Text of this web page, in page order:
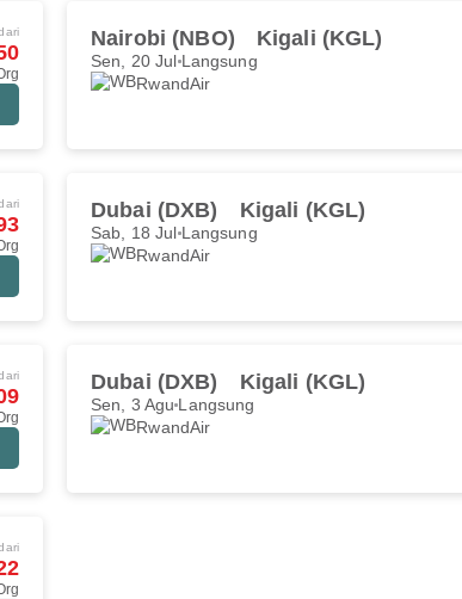
Nairobi (NBO) Kigali (KGL)
Sen, 20 Jul Langsung
RwandAir
Dubai (DXB) Kigali (KGL)
Sab, 18 Jul Langsung
RwandAir
Dubai (DXB) Kigali (KGL)
Sen, 3 Agu Langsung
RwandAir